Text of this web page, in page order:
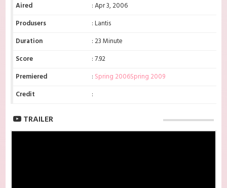
Aired
: Apr 3, 2006
Produsers
: Lantis
Duration
: 23 Minute
Score
: 7.92
Premiered
: Spring 2006Spring 2009
Credit
:
TRAILER